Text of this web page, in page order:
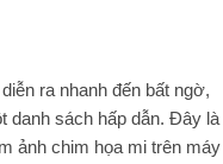
ra nhanh đến bất ngờ,
danh sách hấp dẫn. Đây là
ảnh chim họa mi trên máy